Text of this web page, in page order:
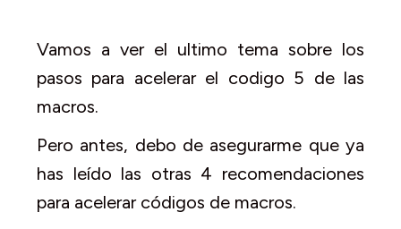
Vamos a ver el ultimo tema sobre los
pasos para acelerar el codigo 5 de las
macros.
Pero antes, debo de asegurarme que ya
has leído las otras 4 recomendaciones
para acelerar códigos de macros.